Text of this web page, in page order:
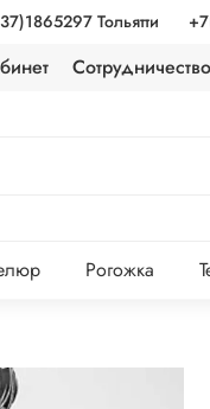
Тольятти
Сотрудничество
Рогожка